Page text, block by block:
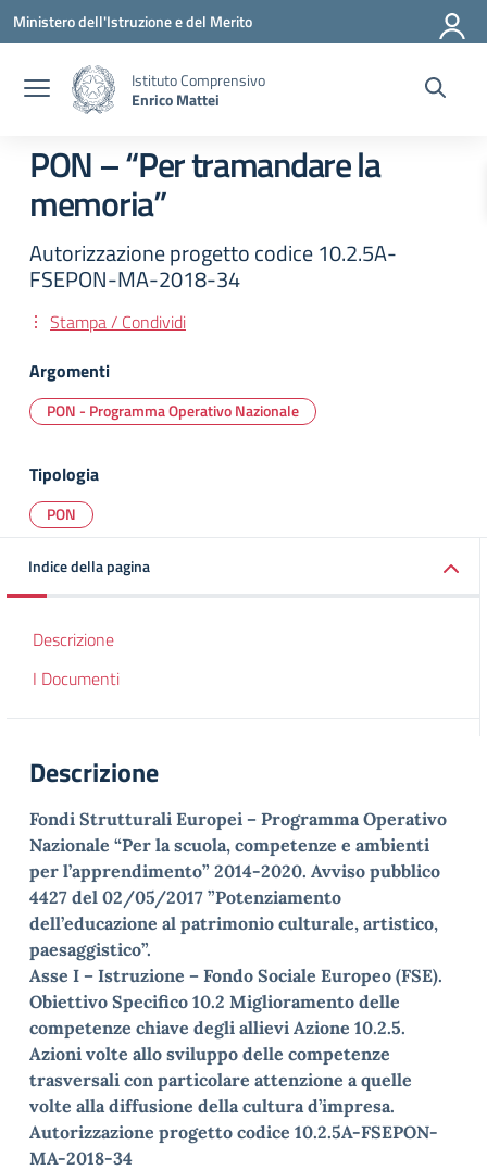
Vai ai contenuti
Vai al menu di navigazione
Vai al footer
Ministero dell'Istruzione e del Merito
Istituto Comprensivo
Enrico Mattei
PON – “Per tramandare la
memoria”
Autorizzazione progetto codice 10.2.5A-
FSEPON-MA-2018-34
Stampa / Condividi
Argomenti
PON - Programma Operativo Nazionale
Tipologia
PON
Indice della pagina
Descrizione
I Documenti
Descrizione
Fondi Strutturali Europei – Programma Operativo
Nazionale “Per la scuola, competenze e ambienti
per l’apprendimento” 2014-2020. Avviso pubblico
4427 del 02/05/2017 ”Potenziamento
dell’educazione al patrimonio culturale, artistico,
paesaggistico”.
Asse I – Istruzione – Fondo Sociale Europeo (FSE).
Obiettivo Specifico 10.2 Miglioramento delle
competenze chiave degli allievi Azione 10.2.5.
Azioni volte allo sviluppo delle competenze
trasversali con particolare attenzione a quelle
volte alla diffusione della cultura d’impresa.
Autorizzazione progetto codice 10.2.5A-FSEPON-
MA-2018-34